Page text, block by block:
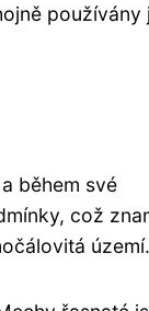
používány
během své
což
území.